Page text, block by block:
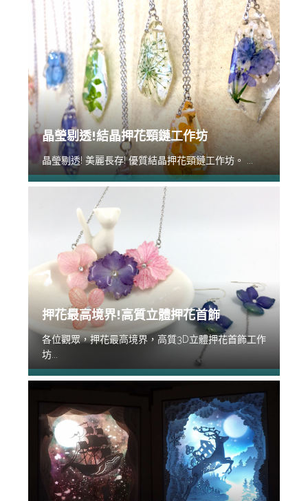
晶瑩剔透!結晶押花頸鏈工作坊
晶瑩剔透! 美麗長存! 優質結晶押花頸鏈工作坊。 ...
押花最高境界!高質立體押花首飾
各位觀眾，押花最高境界，高質3D立體押花首飾工作
坊...